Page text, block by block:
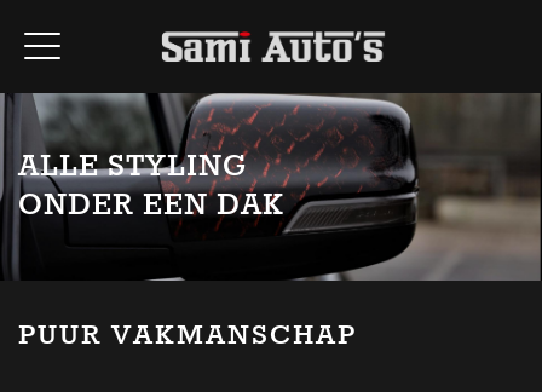
ALLE STYLING
ONDER EEN DAK
PUUR VAKMANSCHAP